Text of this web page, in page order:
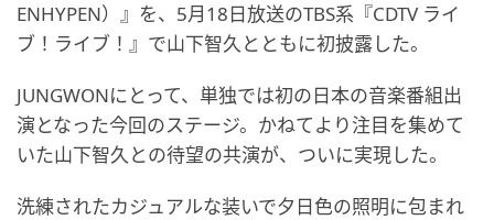
ENHYPEN）』を、5月18日放送のTBS系『CDTV ライ
ブ！ライブ！』で山下智久とともに初披露した。
JUNGWONにとって、単独では初の日本の音楽番組出
演となった今回のステージ。かねてより注目を集めて
いた山下智久との待望の共演が、ついに実現した。
洗練されたカジュアルな装いで夕日色の照明に包まれ